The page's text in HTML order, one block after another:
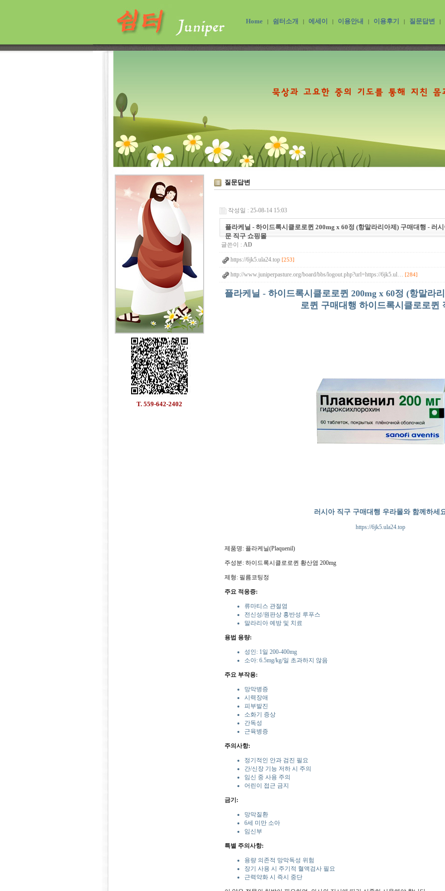
Home 쉼터소개 에세이 이용안내 이용후기 질문답변
T. 559-642-2402
질문답변
작성일 : 25-08-14 15:03
플라케닐 - 하이드록시클로로퀸 200mg x 60정 (항말라리아제) 구매대행 - 러
문 직구 쇼핑몰
글쓴이 : AD
https://6jk5.ula24.top [253]
http://www.juniperpasture.org/board/bbs/logout.php?url=https://6jk5.ul… [284]
플라케닐 - 하이드록시클로로퀸 200mg x 60정 (항말라
로퀸 구매대행 하이드록시클로로퀸
러시아 직구 구매대행 우라몰와 함께하세
https://6jk5.ula24.top
제품명: 플라케닐(Plaquenil)
주성분: 하이드록시클로로퀸 황산염 200mg
제형: 필름코팅정
주요 적응증:
류마티스 관절염
전신성/원판상 홍반성 루푸스
말라리아 예방 및 치료
용법 용량:
성인: 1일 200-400mg
소아: 6.5mg/kg/일 초과하지 않음
주요 부작용:
망막병증
시력장애
피부발진
소화기 증상
간독성
근육병증
주의사항:
정기적인 안과 검진 필요
간/신장 기능 저하 시 주의
임신 중 사용 주의
어린이 접근 금지
금기:
망막질환
6세 미만 소아
임신부
특별 주의사항:
용량 의존적 망막독성 위험
장기 사용 시 주기적 혈액검사 필요
근력약화 시 즉시 중단